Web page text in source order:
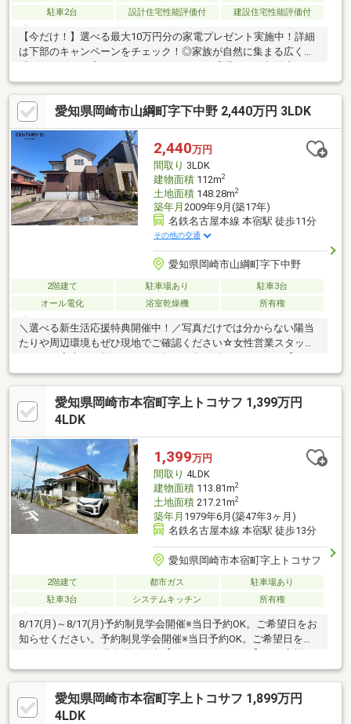
駐車2台 設計住宅性能評価付 建設住宅性能評価付
【今だけ！】選べる最大10万円分の家電プレゼント実施中！詳細
は下部のキャンペーンをチェック！◎家族が自然に集まる広くて
明るいリビング◎リビングが散らからない「隠せる」収納◇レス
ト不動産 ◇豊橋・豊川の家探しは、全てお任せください！● ネッ
トのお家、まとめてご案内！不動産屋を回る手間はゼロ。気にな
るお家は一度に見に行きましょう！● あなたに「一番良いロー
ン」をプロが探します！「今の家賃より安くしたい」「ローンが
不安」な方も一番おトクなプランを提案します。● プロが「悪い
ところ」も正直に教えます！リスクを徹底的になくして、失敗し
ない「最高のお家」だけをご案内します。
愛知県岡崎市山綱町字下中野 2,440万円 3LDK
2,440万円
間取り 3LDK
建物面積112m2
土地面積148.28m2
築年月 2009年9月(築17年)
名鉄名古屋本線 本宿駅 徒歩11分
その他の交通
愛知県岡崎市山綱町字下中野
2階建て 駐車場あり
駐車3台
オール電化
浴室乾燥機 所有権
＼選べる新生活応援特典開催中！／写真だけでは分からない陽当
たりや周辺環境もぜひ現地でご確認ください☆女性営業スタッフ
すめポイント】◆名鉄名古屋本線【本宿駅】徒歩約11分の好立地
◆室内大変綺麗にお使いです◆3台駐車可◆エコキュート新品交
換済み◆2階の洋室はライフスタイルに合わせて間仕切り可能◆
スーパーや商業施設が徒歩圏内で生活利便性◎◆アウトレットパ
学校…徒歩2分◆三井アウトレットパーク岡崎…徒歩約10分＼お気
軽にお問い合わせください！／
愛知県岡崎市本宿町字上トコサフ 1,399万円
4LDK
1,399万円
間取り 4LDK
建物面積113.81m2
土地面積217.21m2
築年月 1979年6月(築47年3ヶ月)
名鉄名古屋本線 本宿駅 徒歩13分
愛知県岡崎市本宿町字上トコサフ
2階建て 都市ガス
駐車場あり
駐車3台
システムキッチン 所有権
8/17(月)～8/17(月)予約制見学会開催※当日予約OK。ご希望日をお
知らせください。予約制見学会開催※当日予約OK。ご希望日をお
知らせください。現在現況販売【おすすめポイント】・お客様に
合わせたローンの組み方や金融機関をご提案。住宅ローンが初め
ての方でもお気軽にご相談ください【周辺施設】・岡崎市立本宿
小学校1200ｍ（徒歩15分）・岡崎市立東海中学校1200ｍ（徒歩15
分/自転車5分）・マグフーズ本宿店店様700ｍ（徒歩9分/車2
愛知県岡崎市本宿町字上トコサフ 1,899万円
4LDK